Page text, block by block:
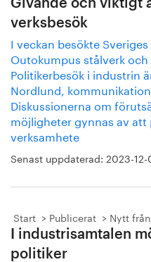
Givande och viktigt
verksbesök
I veckan besökte
Outokumpus stålverk och
Politikerbesök i industrin
Nordlund,
Diskussionerna om
möjligheter gynnas av
verksamhete
Senast uppdaterad: 2023-12-
Start Publicerat Nytt
I industrisamtalen
politiker